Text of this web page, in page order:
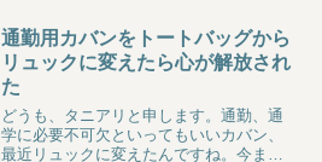
通勤用カバンをトートバッグから
リュックに変えたら心が解放され
た
どうも、タニアリと申します。通勤、通
学に必要不可欠といってもいいカバン、
最近リュックに変えたんですね。今まで